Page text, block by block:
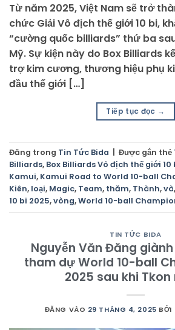
Từ năm 2025, Việt Nam sẽ trở
chức Giải Vô địch thế giới 10 bi,
“cường quốc billiards” thứ ba
Mỹ. Sự kiện này do Box Billiards
trợ kim cương, thương hiệu phụ
đầu thế giới […]
Tiếp tục đọc →
Đăng trong Tin Tức Bida Được gắn thẻ
Billiards, Box Billiards Vô địch thế giới 10
Kamui, Kamui Road to World 10-ball
Kiên, loại, Magic, Team, thăm, Thành,và,
10 bi 2025,vòng,World 10-ball
TIN TỨC BIDA
Nguyễn Văn Đăng
tham dự World 10-ball
2025 sau khi Tkon
ĐĂNG VÀO 29 THÁNG 4, 2025 BỞI